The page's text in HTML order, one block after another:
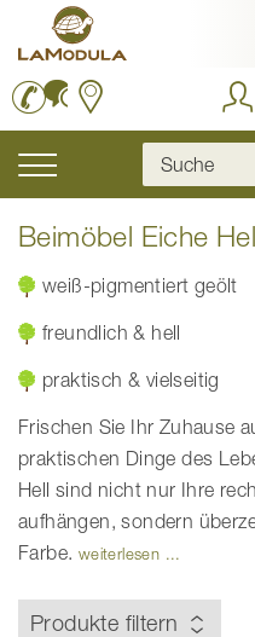
Inhalt
springen
Navigation
Beimöbel Eiche
weiß-pigmentiert geölt
freundlich & hell
praktisch & vielseitig
Frischen Sie Ihr Zuhause
praktischen Dinge des
Hell sind nicht nur Ihre
aufhängen, sondern
Farbe. weiterlesen ...
Produkte filtern